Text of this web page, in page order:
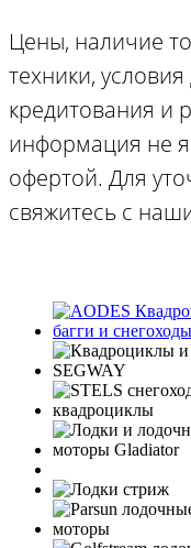
Цены, наличие
техники,
кредитования и
информация не
офертой. Для
свяжитесь с